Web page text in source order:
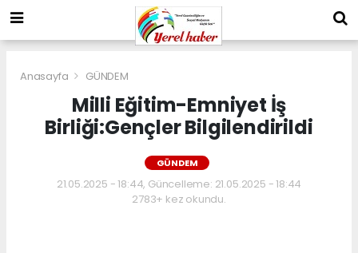
Anasayfa GÜNDEM
Milli Eğitim-Emniyet İş
Birliği:Gençler Bilgilendirildi
GÜNDEM
21.05.2025 - 18:44, Güncelleme: 21.05.2025 - 18:44
2783+ kez okundu.